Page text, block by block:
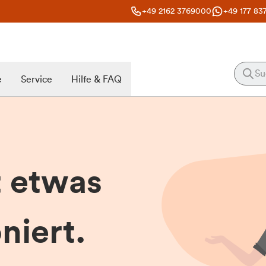
+49 2162 3769000 +49 177
Service Hilfe & FAQ
etwas